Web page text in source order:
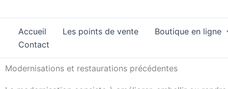
au
contenuAccueil Les points de vente Boutique en ligne
Contact
Modernisations et restaurations précédentes